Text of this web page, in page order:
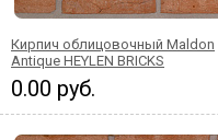
Кирпич облицовочный Maldon
Antique HEYLEN BRICKS
0.00 руб.